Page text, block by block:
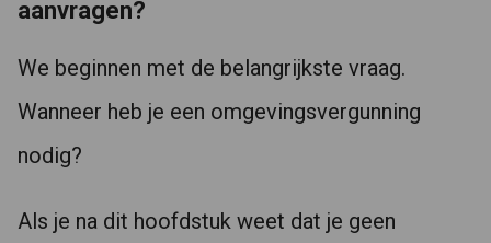
aanvragen?
We beginnen met de belangrijkste vraag.
Wanneer heb je een omgevingsvergunning
nodig?
Als je na dit hoofdstuk weet dat je geen